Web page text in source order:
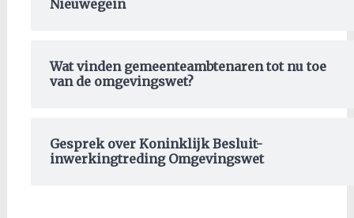
Nieuwegein
Wat vinden gemeenteambtenaren tot nu toe
van de omgevingswet?
Gesprek over Koninklijk Besluit-
inwerkingtreding Omgevingswet